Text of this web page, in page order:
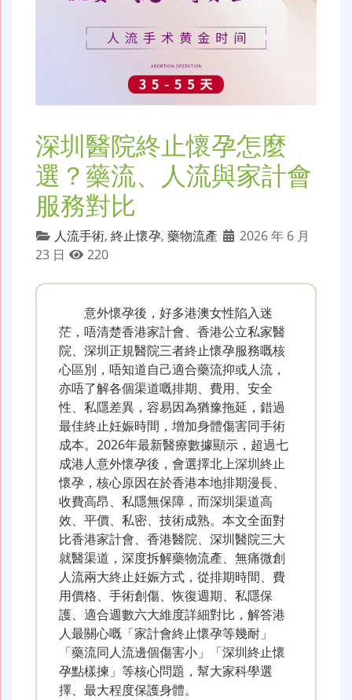
深圳醫院終止懷孕怎麼
選？藥流、人流與家計會
服務對比
人流手術, 終止懷孕, 藥物流產
2026 年 6 月
23 日
220
意外懷孕後，好多港澳女性陷入迷
茫，唔清楚香港家計會、香港公立私家醫
院、深圳正規醫院三者終止懷孕服務嘅核
心區別，唔知道自己適合藥流抑或人流，
亦唔了解各個渠道嘅排期、費用、安全
性、私隱差異，容易因為猶豫拖延，錯過
最佳終止妊娠時間，增加身體傷害同手術
成本。2026年最新醫療數據顯示，超過七
成港人意外懷孕後，會選擇北上深圳終止
懷孕，核心原因在於香港本地排期漫長、
收費高昂、私隱無保障，而深圳渠道高
效、平價、私密、技術成熟。本文全面對
比香港家計會、香港醫院、深圳醫院三大
就醫渠道，深度拆解藥物流產、無痛微創
人流兩大終止妊娠方式，從排期時間、費
用價格、手術創傷、恢復週期、私隱保
護、適合週數六大維度詳細對比，解答港
人最關心嘅「家計會終止懷孕等幾耐」
「藥流同人流邊個傷害小」「深圳終止懷
孕點樣揀」等核心問題，幫大家科學選
擇、最大程度保護身體。